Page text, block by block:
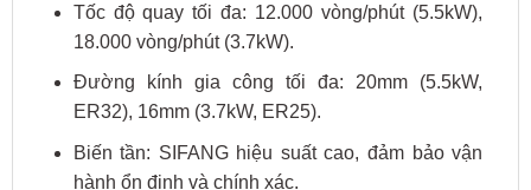
Tốc độ quay tối đa: 12.000 vòng/phút (5.5kW),
18.000 vòng/phút (3.7kW).
Đường kính gia công tối đa: 20mm (5.5kW,
ER32), 16mm (3.7kW, ER25).
Biến tần: SIFANG hiệu suất cao, đảm bảo vận
hành ổn định và chính xác.